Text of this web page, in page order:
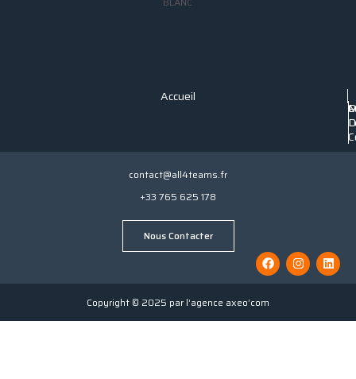
Accueil
contact@all4teams.fr
+33 765 625 178
Nous Contacter
Copyright © 2025 par l’agence axeo’com